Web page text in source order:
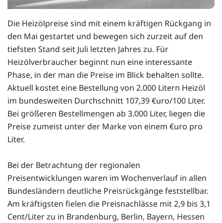
Die Heizölpreise sind mit einem kräftigen Rückgang in
den Mai gestartet und bewegen sich zurzeit auf den
tiefsten Stand seit Juli letzten Jahres zu. Für
Heizölverbraucher beginnt nun eine interessante
Phase, in der man die Preise im Blick behalten sollte.
Aktuell kostet eine Bestellung von 2.000 Litern Heizöl
im bundesweiten Durchschnitt 107,39 €uro/100 Liter.
Bei größeren Bestellmengen ab 3.000 Liter, liegen die
Preise zumeist unter der Marke von einem €uro pro
Liter.
Bei der Betrachtung der regionalen
Preisentwicklungen waren im Wochenverlauf in allen
Bundesländern deutliche Preisrückgänge feststellbar.
Am kräftigsten fielen die Preisnachlässe mit 2,9 bis 3,1
Cent/Liter zu in Brandenburg, Berlin, Bayern, Hessen